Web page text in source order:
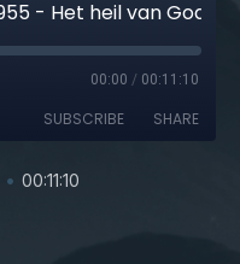
00:00 / 00:11:10
SUBSCRIBE SHARE
• 00:11:10